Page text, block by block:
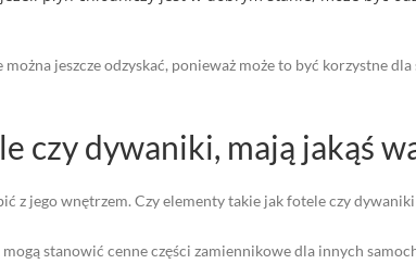
jeszcze odzyskać, ponieważ może to być korzystne
czy dywaniki, mają jakąś
z jego wnętrzem. Czy elementy takie jak fotele czy
stanowić cenne części zamiennikowe dla innych